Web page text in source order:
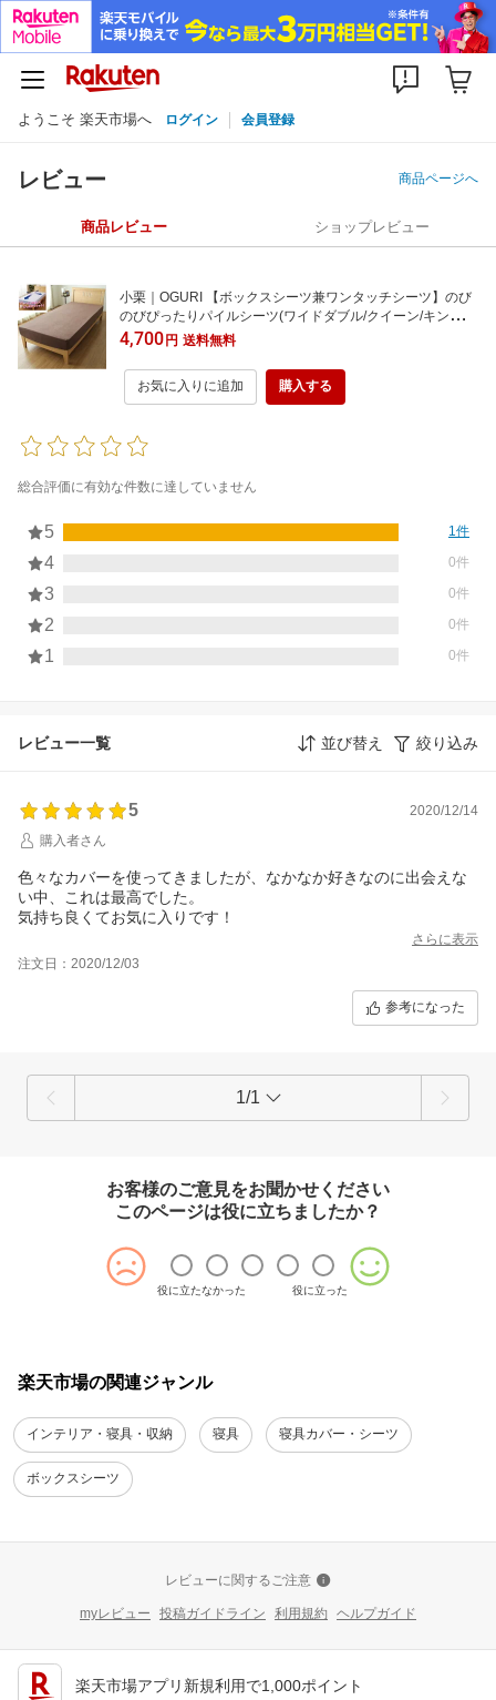
ようこそ 楽天市場へ ログイン 会員登録
レビュー 商品ページへ
商品レビュー ショップレビュー
小栗｜OGURI 【ボックスシーツ兼ワンタッチシーツ】のび
のびぴったりパイルシーツ(ワイドダブル/クイーン/キングサ
イズ兼用/ブラウン)
4,700円 送料無料
お気に入りに追加 購入する
総合評価に有効な件数に達していません
5 1件
4 0件
3 0件
2 0件
1 0件
レビュー一覧 並び替え 絞り込み
5
2020/12/14
購入者さん
色々なカバーを使ってきましたが、なかなか好きなのに出会えな
い中、これは最高でした。
気持ち良くてお気に入りです！
さらに表示
注文日：2020/12/03
参考になった
1/1
お客様のご意見をお聞かせください
このページは役に立ちましたか？
役に立たなかった 役に立った
楽天市場の関連ジャンル
インテリア・寝具・収納 寝具 寝具カバー・シーツ
ボックスシーツ
レビューに関するご注意
myレビュー 投稿ガイドライン 利用規約 ヘルプガイド
楽天市場アプリ新規利用で1,000ポイント